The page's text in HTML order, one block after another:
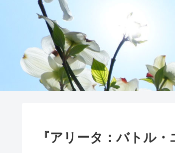
『アリータ：バトル